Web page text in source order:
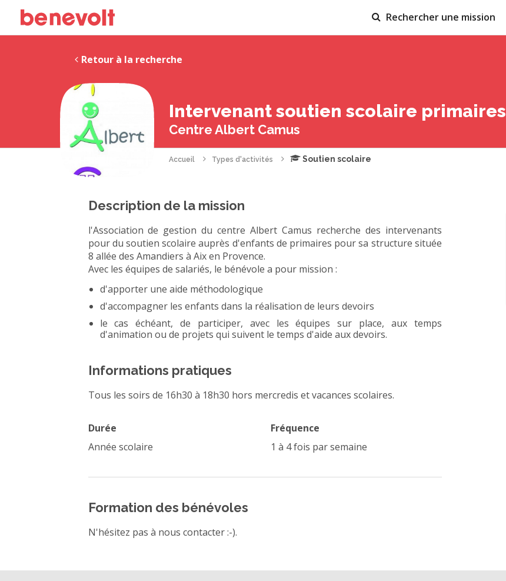
Rechercher une mission
Retour à la recherche
Intervenant soutien scolaire primaires
Centre Albert Camus
Accueil Types d'activités Soutien scolaire
Description de la mission
l'Association de gestion du centre Albert Camus recherche des intervenants
pour du soutien scolaire auprès d'enfants de primaires pour sa structure située
8 allée des Amandiers à Aix en Provence.
Avec les équipes de salariés, le bénévole a pour mission :
d'apporter une aide méthodologique
d'accompagner les enfants dans la réalisation de leurs devoirs
le cas échéant, de participer, avec les équipes sur place, aux temps
d'animation ou de projets qui suivent le temps d'aide aux devoirs.
Informations pratiques
Tous les soirs de 16h30 à 18h30 hors mercredis et vacances scolaires.
Durée
Année scolaire
Fréquence
1 à 4 fois par semaine
Formation des bénévoles
N'hésitez pas à nous contacter :-).